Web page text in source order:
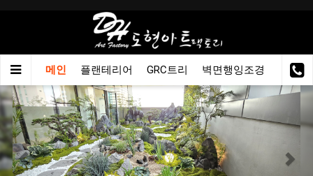
메인 플랜테리어 GRC트리 벽면행잉조경 이동
Previous